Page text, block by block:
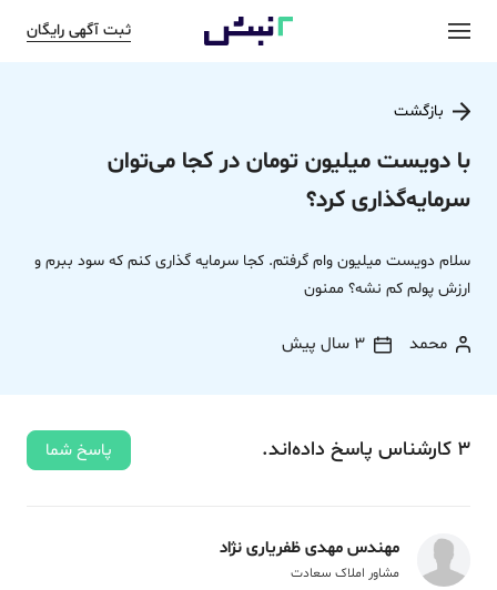
ثبت آگهی رایگان
بازگشت
با دویست میلیون تومان در کجا می‌توان
سرمایه‌گذاری کرد؟
سلام دویست میلیون وام گرفتم. کجا سرمایه گذاری کنم که سود ببرم و
ارزش پولم کم نشه؟ ممنون
محمد 3 سال پیش
3 کارشناس پاسخ داده‌اند. پاسخ شما
مهندس مهدی ظفریاری نژاد
مشاور املاک سعادت